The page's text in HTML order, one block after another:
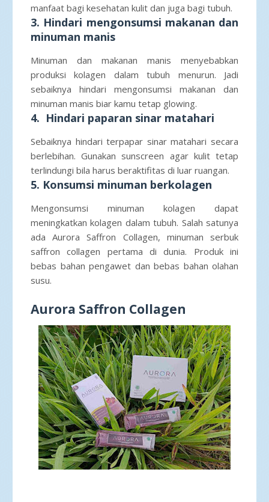
manfaat bagi kesehatan kulit dan juga bagi tubuh.
3. Hindari mengonsumsi makanan dan
minuman manis
Minuman dan makanan manis menyebabkan
produksi kolagen dalam tubuh menurun. Jadi
sebaiknya hindari mengonsumsi makanan dan
minuman manis biar kamu tetap glowing.
4. Hindari paparan sinar matahari
Sebaiknya hindari terpapar sinar matahari secara
berlebihan. Gunakan sunscreen agar kulit tetap
terlindungi bila harus beraktifitas di luar ruangan.
5. Konsumsi minuman berkolagen
Mengonsumsi minuman kolagen dapat
meningkatkan kolagen dalam tubuh. Salah satunya
ada Aurora Saffron Collagen, minuman serbuk
saffron collagen pertama di dunia. Produk ini
bebas bahan pengawet dan bebas bahan olahan
susu.
Aurora Saffron Collagen